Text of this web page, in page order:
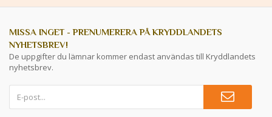
MISSA INGET - PRENUMERERA PÅ KRYDDLANDETS
NYHETSBREV!
De uppgifter du lämnar kommer endast användas till Kryddlandets
nyhetsbrev.